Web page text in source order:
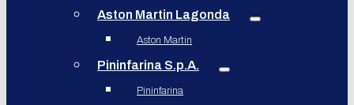
Aston Martin Lagonda
Aston Martin
Pininfarina S.p.A.
Pininfarina